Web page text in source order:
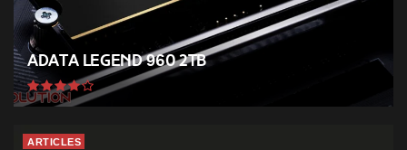
ADATA Legend 960 2TB
ARTICLES